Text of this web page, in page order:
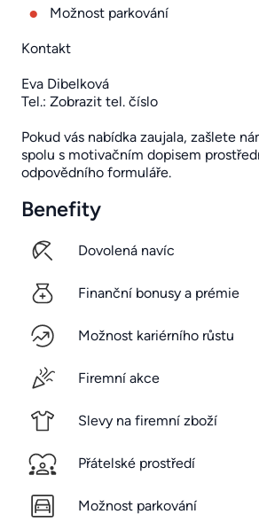
Možnost parkování
Kontakt
Eva Dibelková
Tel.: Zobrazit tel. číslo
Pokud vás nabídka zaujala, zašlete
spolu s motivačním dopisem
odpovědního formuláře.
Benefity
Dovolená navíc
Finanční bonusy a prémie
Možnost kariérního růstu
Firemní akce
Slevy na firemní zboží
Přátelské prostředí
Možnost parkování